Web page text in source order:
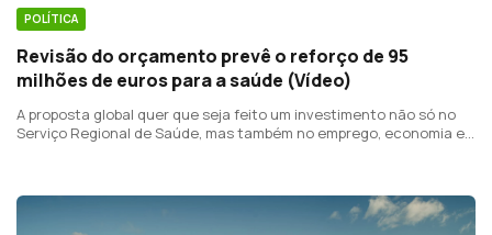
POLÍTICA
Revisão do orçamento prevê o reforço de 95
milhões de euros para a saúde (Vídeo)
A proposta global quer que seja feito um investimento não só no
Serviço Regional de Saúde, mas também no emprego, economia e